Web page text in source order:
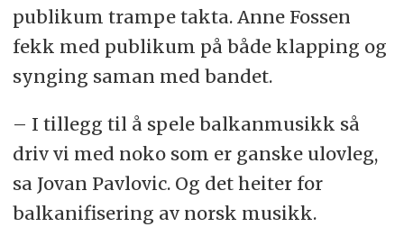
publikum trampe takta. Anne Fossen
fekk med publikum på både klapping og
synging saman med bandet.
– I tillegg til å spele balkanmusikk så
driv vi med noko som er ganske ulovleg,
sa Jovan Pavlovic. Og det heiter for
balkanifisering av norsk musikk.